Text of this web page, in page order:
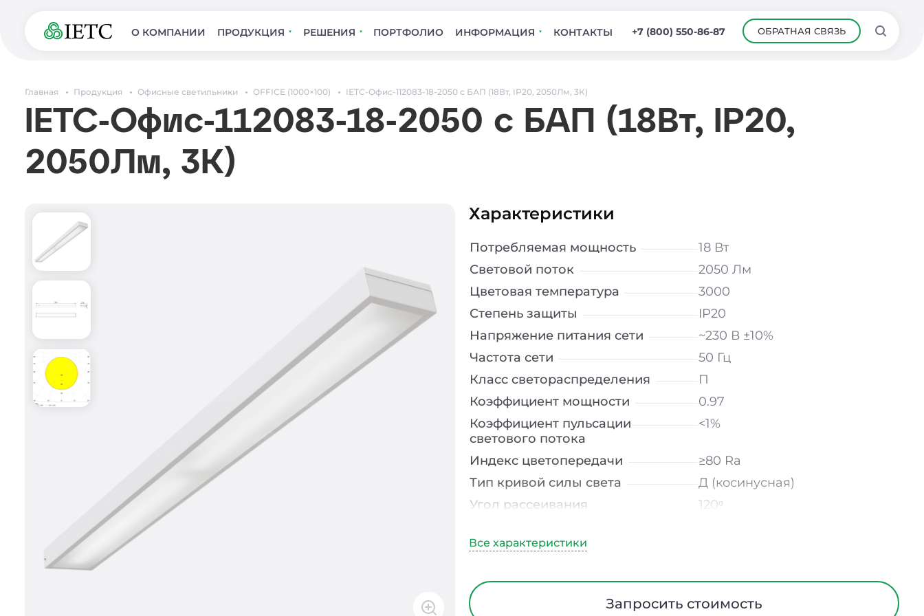
О КОМПАНИИ ПРОДУКЦИЯ РЕШЕНИЯ ПОРТФОЛИО ИНФОРМАЦИЯ КОНТАКТЫ +7 (800) 550-86-87 ОБРАТНАЯ СВЯЗЬ
Главная Продукция Офисные светильники OFFICE (1000×100) IETC-Офис-112083-18-2050 с БАП (18Вт, IP20, 2050Лм, 3К)
IETC-Офис-112083-18-2050 с БАП (18Вт, IP20,
2050Лм, 3К)
Характеристики
Потребляемая мощность
18 Вт
Световой поток
2050 Лм
Цветовая температура
3000
Степень защиты
IP20
Напряжение питания сети
~230 В ±10%
Частота сети
50 Гц
Класс светораспределения
П
Коэффициент мощности
0.97
Коэффициент пульсации
светового потока
<1%
Индекс цветопередачи
≥80 Ra
Тип кривой силы света
Д (косинусная)
Угол рассеивания
120ᵒ
Тип рассеивателя
Блок аварийного питания
Запросить стоимость